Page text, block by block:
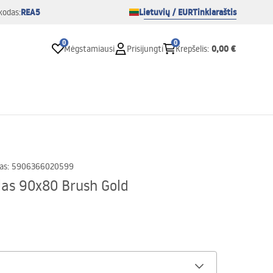
REA5 Lietuvių / EURTinklaraštis
0
Mėgstamiausi Prisijungti
0
Krepšelis: 0,00 €
: 5906366020599
90x80 Brush Gold